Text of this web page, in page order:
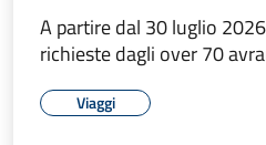
A partire dal 30 luglio
richieste dagli over 70
Viaggi